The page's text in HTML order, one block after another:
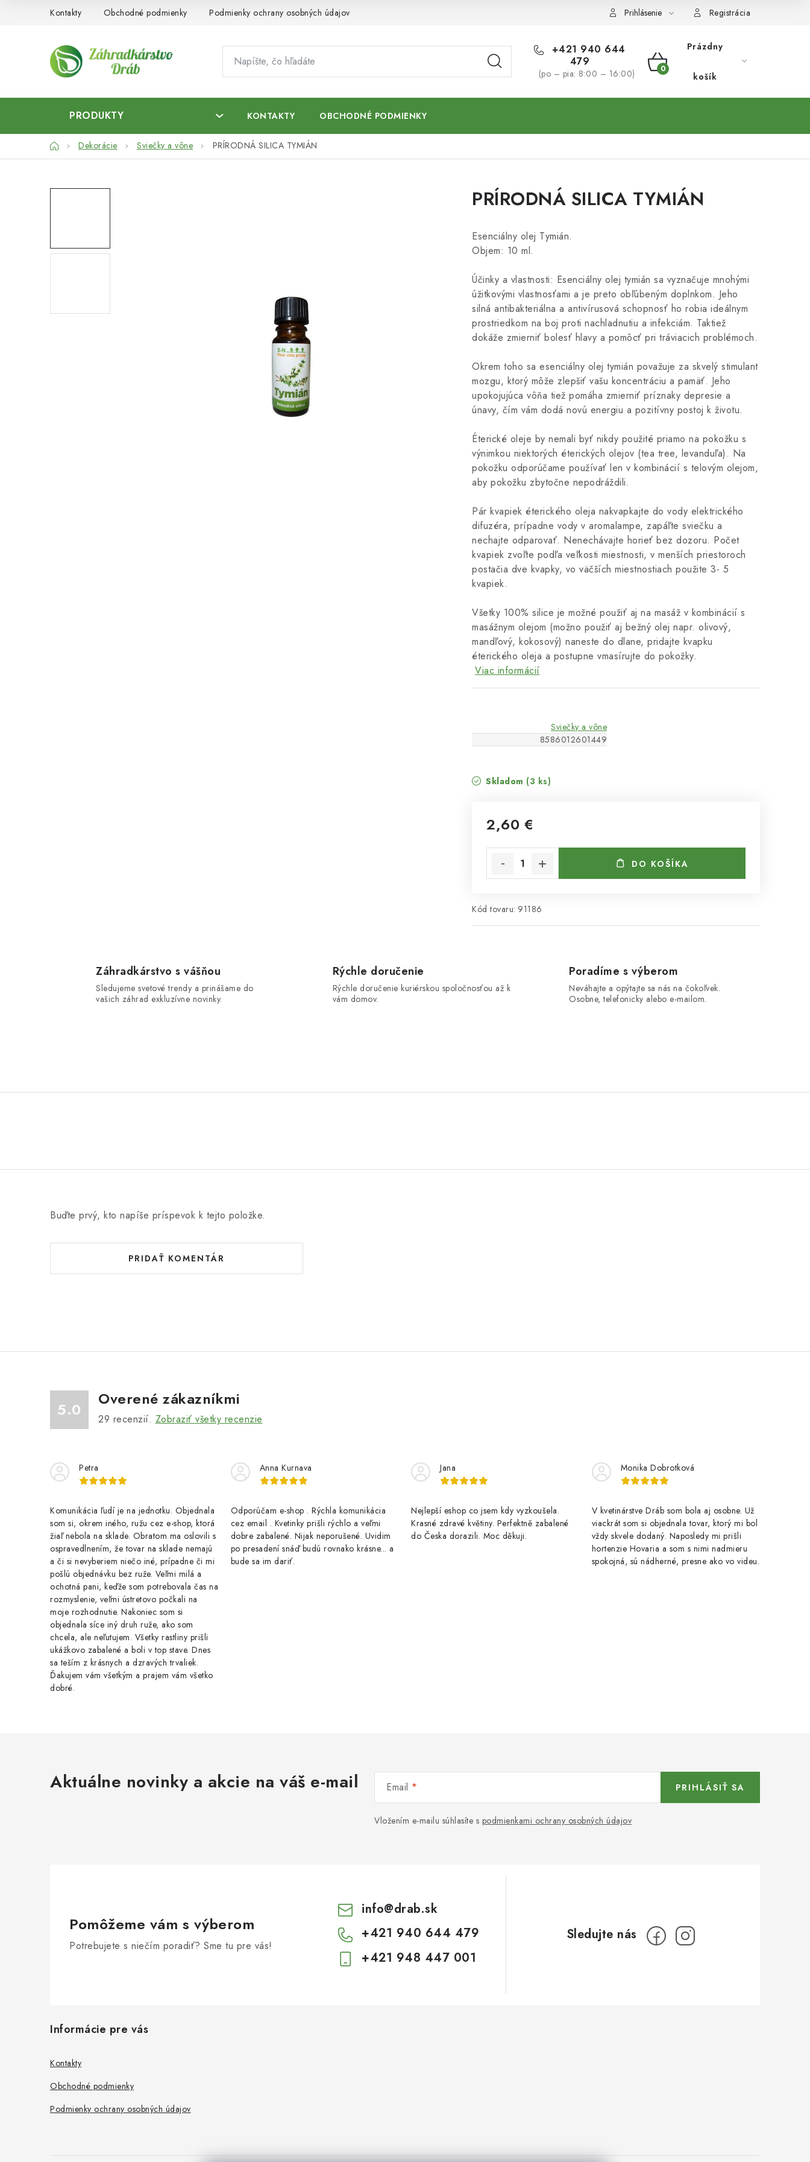
Kontakty Obchodné podmienky Podmienky ochrany osobných údajov Prihlásenie Registrácia
+421 940 644
479
(po – pia: 8:00 – 16:00)
NÁKUPNÝ
Prázdny
košík
PRODUKTY KONTAKTY OBCHODNÉ PODMIENKY
DomovDekorácie Sviečky a vône PRÍRODNÁ SILICA TYMIÁN
PRÍRODNÁ SILICA TYMIÁN
Esenciálny olej Tymián.
Objem: 10 ml.
Účinky a vlastnosti: Esenciálny olej tymián sa vyznačuje mnohými
úžitkovými vlastnosťami a je preto obľúbeným doplnkom. Jeho
silná antibakteriálna a antivírusová schopnosť ho robia ideálnym
prostriedkom na boj proti nachladnutiu a infekciám. Taktiež
dokáže zmierniť bolesť hlavy a pomôcť pri tráviacich problémoch.
Okrem toho sa esenciálny olej tymián považuje za skvelý stimulant
mozgu, ktorý môže zlepšiť vašu koncentráciu a pamäť. Jeho
upokojujúca vôňa tiež pomáha zmierniť príznaky depresie a
únavy, čím vám dodá novú energiu a pozitívny postoj k životu.
Éterické oleje by nemali byť nikdy použité priamo na pokožku s
výnimkou niektorých éterických olejov (tea tree, levanduľa). Na
pokožku odporúčame používať len v kombinácií s telovým olejom,
aby pokožku zbytočne nepodráždili.
Pár kvapiek éterického oleja nakvapkajte do vody elektrického
difuzéra, prípadne vody v aromalampe, zapáľte sviečku a
nechajte odparovať. Nenechávajte horieť bez dozoru. Počet
kvapiek zvoľte podľa veľkosti miestnosti, v menších priestoroch
postačia dve kvapky, vo väčších miestnostiach použite 3- 5
kvapiek.
Všetky 100% silice je možné použiť aj na masáž v kombinácií s
masážnym olejom (možno použiť aj bežný olej napr. olivový,
mandľový, kokosový) naneste do dlane, pridajte kvapku
éterického oleja a postupne vmasírujte do pokožky.
Viac informácií
Sviečky a vône
8586012601449
Skladom (3 ks)
2,60 €
DO KOŠÍKA
Kód tovaru: 91186
Záhradkárstvo s vášňou
Sledujeme svetové trendy a prinášame do
vašich záhrad exkluzívne novinky.
Rýchle doručenie
Rýchle doručenie kuriérskou spoločnosťou až k
vám domov.
Poradíme s výberom
Neváhajte a opýtajte sa nás na čokoľvek.
Osobne, telefonicky alebo e-mailom.
Buďte prvý, kto napíše príspevok k tejto položke.
PRIDAŤ KOMENTÁR
5.0
Overené zákazníkmi
29 recenzií. Zobraziť všetky recenzie
Petra
Komunikácia ľudí je na jednotku. Objednala
som si, okrem iného, ružu cez e-shop, ktorá
žiaľ nebola na sklade. Obratom ma oslovili s
ospravedlnením, že tovar na sklade nemajú
a či si nevyberiem niečo iné, prípadne či mi
pošlú objednávku bez ruže. Veľmi milá a
ochotná pani, keďže som potrebovala čas na
rozmyslenie, veľmi ústretovo počkali na
moje rozhodnutie. Nakoniec som si
objednala síce iný druh ruže, ako som
chcela, ale neľutujem. Všetky rastliny prišli
ukážkovo zabalené a boli v top stave. Dnes
sa teším z krásnych a dzravých trvaliek.
Ďakujem vám všetkým a prajem vám všetko
dobré.
Anna Kurnava
Odporúčam e-shop . Rýchla komunikácia
cez email . Kvetinky prišli rýchlo a veľmi
dobre zabalené. Nijak neporušené. Uvidim
po presadení snáď budú rovnako krásne... a
bude sa im dariť.
Jana
Nejlepší eshop co jsem kdy vyzkoušela.
Krasné zdravé květiny. Perfektně zabalené
do Česka dorazili. Moc děkuji.
Monika Dobrotková
V kvetinárstve Dráb som bola aj osobne. Už
viackrát som si objednala tovar, ktorý mi bol
vždy skvele dodaný. Naposledy mi prišli
hortenzie Hovaria a som s nimi nadmieru
spokojná, sú nádherné, presne ako vo videu.
Aktuálne novinky a akcie na váš e-mail Email
Vložením e-mailu súhlasíte s podmienkami ochrany osobných údajov
PRIHLÁSIŤ SA
Pomôžeme vám s výberom
Potrebujete s niečím poradiť? Sme tu pre vás!
info@drab.sk
+421 940 644 479
+421 948 447 001
Informácie pre vás
Kontakty
Obchodné podmienky
Podmienky ochrany osobných údajov